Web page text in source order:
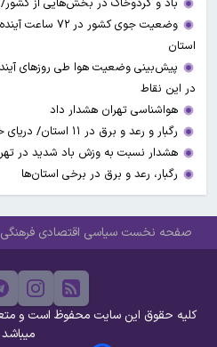
استان
پیش‌بینی وضعیت هوا طی روزهای
در این نقاط
هواشناسی تهران هشدار داد
رگبار و رعد و برق در ۱۱ استان‌/ دریای خزر مواج می‌شود
هشدار نسبت به وزش باد شدید در
رگبار، رعد و برق در برخی استان‌ها
صفحه نخست سیاسی اقتصادی
کلیه حقوق این سایت محفوظ است و
میباشد